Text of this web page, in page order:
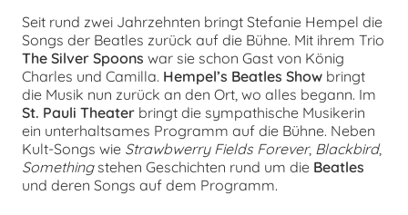
Seit rund zwei Jahrzehnten bringt Stefanie Hempel die
Songs der Beatles zurück auf die Bühne. Mit ihrem Trio
The Silver Spoons war sie schon Gast von König
Charles und Camilla. Hempel’s Beatles Show bringt
die Musik nun zurück an den Ort, wo alles begann. Im
St. Pauli Theater bringt die sympathische Musikerin
ein unterhaltsames Programm auf die Bühne. Neben
Kult-Songs wie Strawbwerry Fields Forever, Blackbird,
Somethingstehen Geschichten rund um die Beatles
und deren Songs auf dem Programm.